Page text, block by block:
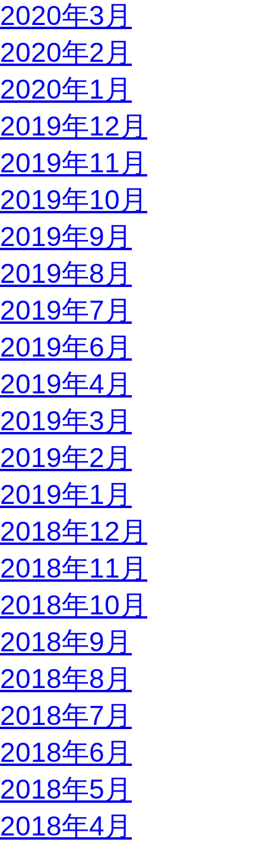
2020年3月
2020年2月
2020年1月
2019年12月
2019年11月
2019年10月
2019年9月
2019年8月
2019年7月
2019年6月
2019年4月
2019年3月
2019年2月
2019年1月
2018年12月
2018年11月
2018年10月
2018年9月
2018年8月
2018年7月
2018年6月
2018年5月
2018年4月